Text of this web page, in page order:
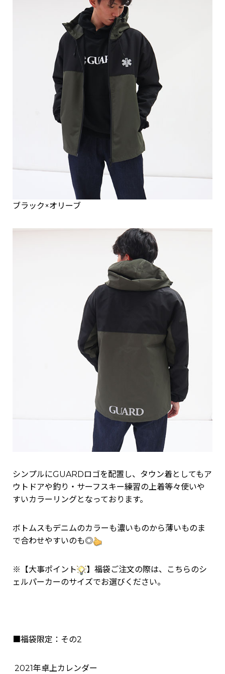
ブラック×オリーブ
シンプルにGUARDロゴを配置し、タウン着としてもア
ウトドアや釣り・サーフスキー練習の上着等々使いや
すいカラーリングとなっております。
ボトムスもデニムのカラーも濃いものから薄いものま
で合わせやすいのも◎
※【大事ポイント
】福袋ご注文の際は、こちらのシ
ェルパーカーのサイズでお選びください。
■福袋限定：その2
2021年卓上カレンダー